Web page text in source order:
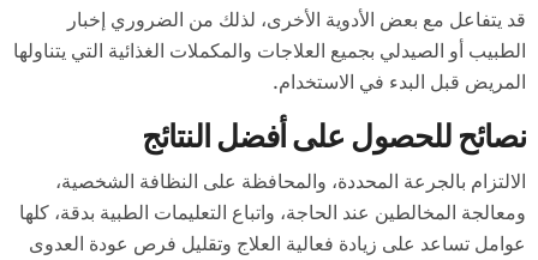
قد يتفاعل مع بعض الأدوية الأخرى، لذلك من الضروري إخبار
الطبيب أو الصيدلي بجميع العلاجات والمكملات الغذائية التي يتناولها
المريض قبل البدء في الاستخدام.
نصائح للحصول على أفضل النتائج
الالتزام بالجرعة المحددة، والمحافظة على النظافة الشخصية،
ومعالجة المخالطين عند الحاجة، واتباع التعليمات الطبية بدقة، كلها
عوامل تساعد على زيادة فعالية العلاج وتقليل فرص عودة العدوى